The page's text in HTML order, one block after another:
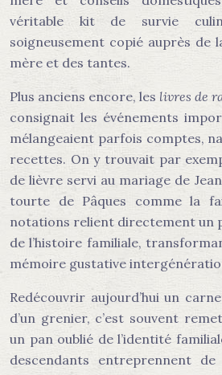
véritable kit de survie
soigneusement copié auprès de
mère et des tantes.
Plus anciens encore, les livres de
consignait les événements
mélangeaient parfois comptes,
recettes. On y trouvait par
de lièvre servi au mariage de
tourte de Pâques comme la
notations relient directement un
de l’histoire familiale,
mémoire gustative
Redécouvrir aujourd’hui un
d’un grenier, c’est souvent
un pan oublié de l’identité
descendants entreprennent